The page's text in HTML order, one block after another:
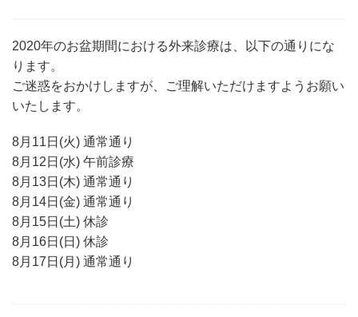
2020年のお盆期間における外来診療は、以下の通りにな
ります。
ご迷惑をおかけしますが、ご理解いただけますようお願い
いたします。
8月11日(火) 通常通り
8月12日(水) 午前診療
8月13日(木) 通常通り
8月14日(金) 通常通り
8月15日(土) 休診
8月16日(日) 休診
8月17日(月) 通常通り